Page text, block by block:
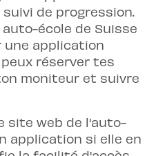
de progression.
école de Suisse
une application
réserver tes
moniteur et suivre
site web de l'auto-
application si elle en